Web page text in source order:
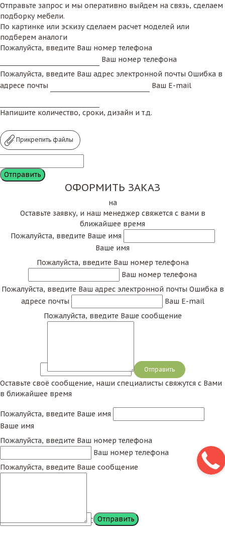
Отправьте запрос и мы оперативно выйдем на связь, сделаем
подборку мебели.
По картинке или эскизу сделаем расчет моделей или
подберем аналоги
Пожалуйста, введите Ваш номер телефона
Ваш номер телефона
Пожалуйста, введите Ваш адрес электронной почты Ошибка в
адресе почты
Ваш E-mail
Напишите количество, сроки, дизайн и т.д.
Прикрепить файлы
ОФОРМИТЬ ЗАКАЗ
на
Оставьте заявку, и наш менеджер свяжется с вами в
ближайшее время
Пожалуйста, введите Ваше имя
Ваше имя
Пожалуйста, введите Ваш номер телефона
Ваш номер телефона
Пожалуйста, введите Ваш адрес электронной почты Ошибка в
адресе почты
Ваш E-mail
Пожалуйста, введите Ваше сообщение
Сообщение
Оставьте своё сообщение, наши специалисты свяжутся с Вами
в ближайшее время
Пожалуйста, введите Ваше имя
Ваше имя
Пожалуйста, введите Ваш номер телефона
Ваш номер телефона
Пожалуйста, введите Ваше сообщение
Сообщение